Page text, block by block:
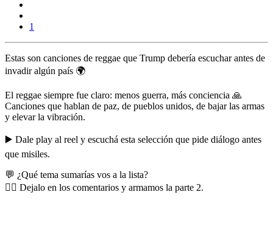
1
Estas son canciones de reggae que Trump debería escuchar antes de
invadir algún país 🌍
El reggae siempre fue claro: menos guerra, más conciencia 🙏
Canciones que hablan de paz, de pueblos unidos, de bajar las armas
y elevar la vibración.
▶️ Dale play al reel y escuchá esta selección que pide diálogo antes
que misiles.
💬 ¿Qué tema sumarías vos a la lista?
👇🏽 Dejalo en los comentarios y armamos la parte 2.